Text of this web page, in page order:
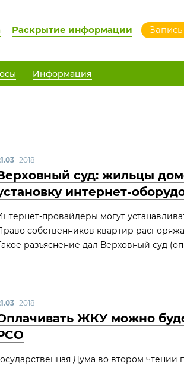
Раскрытие информации
Информация
2018
суд: жильцы
интернет-
провайдеры могут
собственников квартир
разъяснение дал Верховный суд
2018
ЖКУ можно
Дума во втором чтении